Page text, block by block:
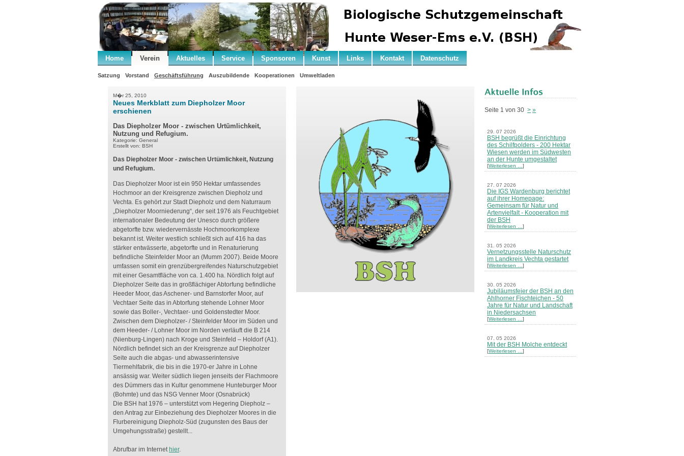
Home Verein Aktuelles Service Sponsoren Kunst Links Kontakt Datenschutz
Satzung Vorstand Geschäftsführung Auszubildende Kooperationen Umweltladen
M�r 25, 2010
Neues Merkblatt zum Diepholzer Moor
erschienen
Das Diepholzer Moor - zwischen Urtümlichkeit,
Nutzung und Refugium.
Kategorie: General
Erstellt von: BSH
Das Diepholzer Moor - zwischen Urtümlichkeit, Nutzung
und Refugium.
Das Diepholzer Moor ist ein 950 Hektar umfassendes
Hochmoor an der Kreisgrenze zwischen Diepholz und
Vechta. Es gehört zur Stadt Diepholz und dem Naturraum
„Diepholzer Moorniederung“, der seit 1976 als Feuchtgebiet
internationaler Bedeutung der Unesco durch größere
abgetorfte bzw. wiedervernässte Hochmoorkomplexe
bekannt ist. Weiter westlich schließt sich auf 416 ha das
stärker entwässerte, abgetorfte und in Renaturierung
befindliche Steinfelder Moor an (Mumm 2007). Beide Moore
umfassen somit ein grenzübergreifendes Naturschutzgebiet
mit einer Gesamtfläche von ca. 1.400 ha. Nördlich folgt auf
Diepholzer Seite das in großflächiger Abtorfung befindliche
Heeder Moor, das Aschener- und Barnstorfer Moor, auf
Vechtaer Seite das in Abtorfung stehende Lohner Moor
sowie das Boller-, Vechtaer- und Goldenstedter Moor.
Zwischen dem Diepholzer- / Steinfelder Moor im Süden und
dem Heeder- / Lohner Moor im Norden verläuft die B 214
(Nienburg-Lingen) nach Kroge und Steinfeld – Holdorf (A1).
Nördlich befindet sich an der Kreisgrenze auf Diepholzer
Seite auch die abgas- und abwasserintensive
Tiermehlfabrik, die bis in die 1970-er Jahre in Lohne
ansässig war. Weiter südlich liegen jenseits der Flachmoore
des Dümmers das in Kultur genommene Hunteburger Moor
(Bohmte) und das NSG Venner Moor (Osnabrück)
Die BSH hat 1976 – unterstützt vom Hegering Diepholz –
den Antrag zur Einbeziehung des Diepholzer Moores in die
Flurbereinigung Diepholz-Süd (zugunsten des Baus der
Umgehungsstraße) gestellt...
Abrufbar im Internet hier.
Seite 1 von 30 > »
29. 07 2026
BSH begrüßt die Einrichtung
des Schilfpolders - 200 Hektar
Wiesen werden im Südwesten
an der Hunte umgestaltet
[Weiterlesen … ]
27. 07 2026
Die IGS Wardenburg berichtet
auf ihrer Homepage:
Gemeinsam für Natur und
Artenvielfalt - Kooperation mit
der BSH
[Weiterlesen … ]
31. 05 2026
Vernetzungsstelle Naturschutz
im Landkreis Vechta gestartet
[Weiterlesen … ]
30. 05 2026
Jubiläumsfeier der BSH an den
Ahlhorner Fischteichen - 50
Jahre für Natur und Landschaft
in Niedersachsen
[Weiterlesen … ]
07. 05 2026
Mit der BSH Molche entdeckt
[Weiterlesen … ]